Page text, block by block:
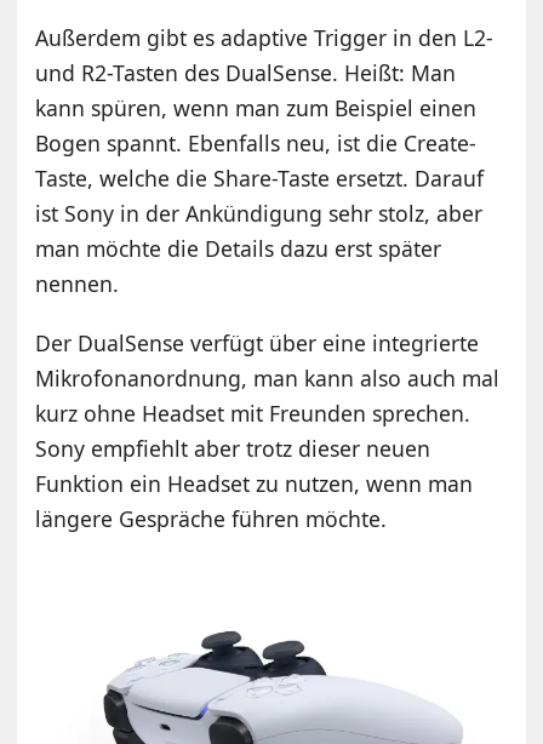
Außerdem gibt es adaptive Trigger in den L2-
und R2-Tasten des DualSense. Heißt: Man
kann spüren, wenn man zum Beispiel einen
Bogen spannt. Ebenfalls neu, ist die Create-
Taste, welche die Share-Taste ersetzt. Darauf
ist Sony in der Ankündigung sehr stolz, aber
man möchte die Details dazu erst später
nennen.
Der DualSense verfügt über eine integrierte
Mikrofonanordnung, man kann also auch mal
kurz ohne Headset mit Freunden sprechen.
Sony empfiehlt aber trotz dieser neuen
Funktion ein Headset zu nutzen, wenn man
längere Gespräche führen möchte.